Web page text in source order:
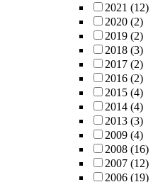
2021 (12)
2020 (2)
2019 (2)
2018 (3)
2017 (2)
2016 (2)
2015 (4)
2014 (4)
2013 (3)
2009 (4)
2008 (16)
2007 (12)
2006 (19)